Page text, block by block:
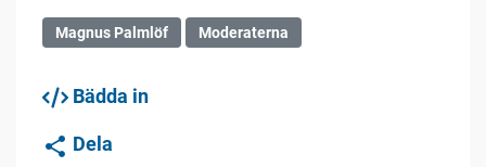
Magnus Palmlöf Moderaterna
Bädda in
Dela